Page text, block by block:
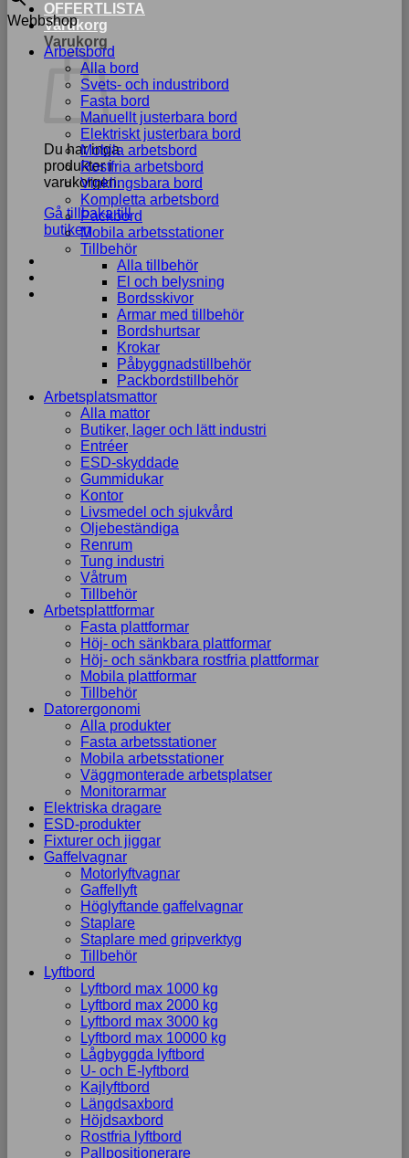
OFFERTLISTA
Varukorg
Varukorg
Du har inga
produkter i
varukorgen.
Gå tillbaka till
butiken
Webbshop
Arbetsbord
Alla bord
Svets- och industribord
Fasta bord
Manuellt justerbara bord
Elektriskt justerbara bord
Mobila arbetsbord
Rostfria arbetsbord
Vinklingsbara bord
Kompletta arbetsbord
Packbord
Mobila arbetsstationer
Tillbehör
Alla tillbehör
El och belysning
Bordsskivor
Armar med tillbehör
Bordshurtsar
Krokar
Påbyggnadstillbehör
Packbordstillbehör
Arbetsplatsmattor
Alla mattor
Butiker, lager och lätt industri
Entréer
ESD-skyddade
Gummidukar
Kontor
Livsmedel och sjukvård
Oljebeständiga
Renrum
Tung industri
Våtrum
Tillbehör
Arbetsplattformar
Fasta plattformar
Höj- och sänkbara plattformar
Höj- och sänkbara rostfria plattformar
Mobila plattformar
Tillbehör
Datorergonomi
Alla produkter
Fasta arbetsstationer
Mobila arbetsstationer
Väggmonterade arbetsplatser
Monitorarmar
Elektriska dragare
ESD-produkter
Fixturer och jiggar
Gaffelvagnar
Motorlyftvagnar
Gaffellyft
Höglyftande gaffelvagnar
Staplare
Staplare med gripverktyg
Tillbehör
Lyftbord
Lyftbord max 1000 kg
Lyftbord max 2000 kg
Lyftbord max 3000 kg
Lyftbord max 10000 kg
Lågbyggda lyftbord
U- och E-lyftbord
Kajlyftbord
Längdsaxbord
Höjdsaxbord
Rostfria lyftbord
Pallpositionerare